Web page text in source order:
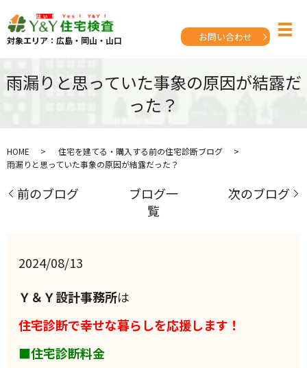
対象エリア：広島・岡山・山口 お問い合わせ
雨漏りと思っていた事象の原因が結露だ
った？
HOME
住宅を建てる・購入する前の住宅診断ブログ
雨漏りと思っていた事象の原因が結露だった？
前のブログ
ブログ一
覧
次のブログ
2024/08/13
Ｙ＆Ｙ設計事務所は
住宅診断で幸せな暮らしを応援します！
■住宅診断料金